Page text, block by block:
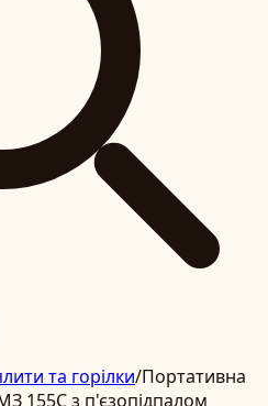
та горілки/Портативна
155С з п'єзопідпалом